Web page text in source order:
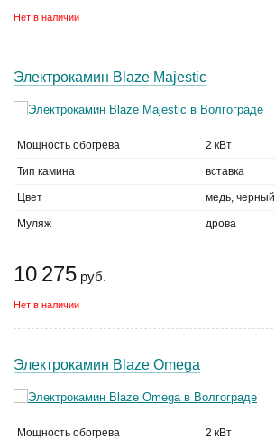
Нет в наличии
Электрокамин Blaze Majestic
Мощность обогрева 2 кВт
Тип камина вставка
Цвет медь, черный
Муляж дрова
10 275 руб.
Нет в наличии
Электрокамин Blaze Omega
Мощность обогрева 2 кВт